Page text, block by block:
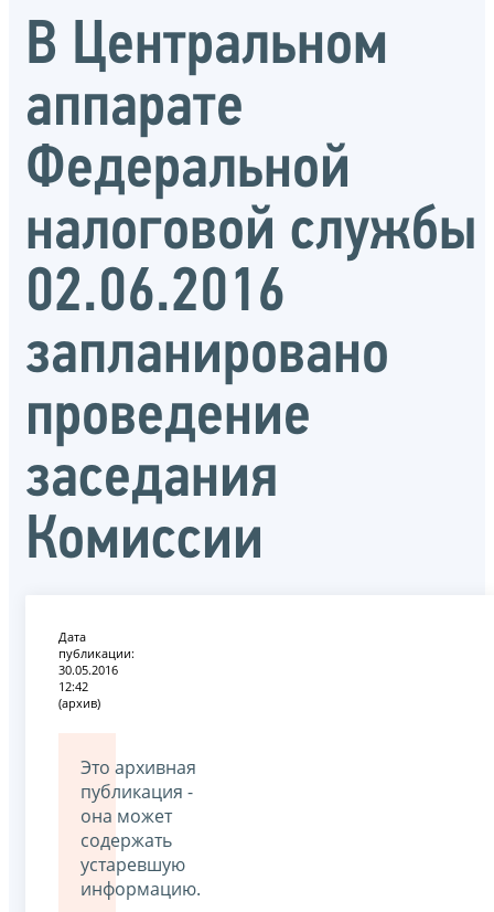
В Центральном
аппарате
Федеральной
налоговой службы
02.06.2016
запланировано
проведение
заседания
Комиссии
Дата
публикации:
30.05.2016
12:42
(архив)
Это архивная
публикация -
она может
содержать
устаревшую
информацию.